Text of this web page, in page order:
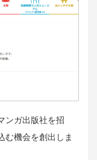
ンガ出版社を招
む機会を創出しま